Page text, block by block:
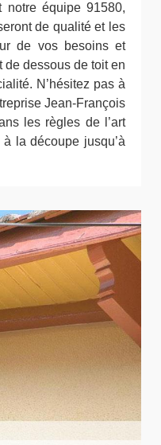
notre équipe 91580,
de qualité et les
de vos besoins et
de dessous de toit en
N’hésitez pas à
Jean-François
les règles de l’art
à la découpe jusqu’à